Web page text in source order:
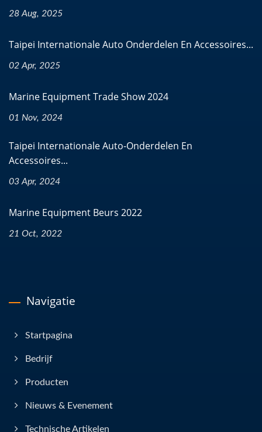
28 Aug, 2025
Taipei Internationale Auto Onderdelen En Accessoires...
02 Apr, 2025
Marine Equipment Trade Show 2024
01 Nov, 2024
Taipei Internationale Auto-Onderdelen En
Accessoires...
03 Apr, 2024
Marine Equipment Beurs 2022
21 Oct, 2022
Navigatie
Startpagina
Bedrijf
Producten
Nieuws & Evenement
Technische Artikelen